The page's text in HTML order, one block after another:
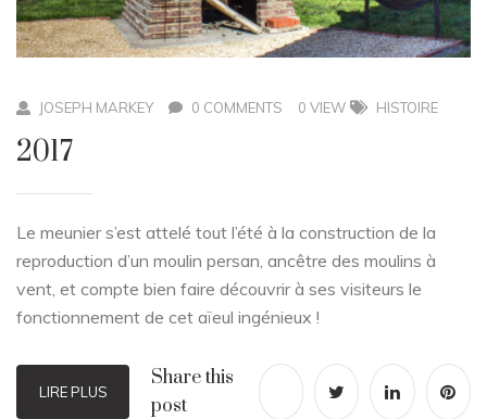
JOSEPH MARKEY 0 COMMENTS 0 VIEW HISTOIRE
2017
Le meunier s’est attelé tout l’été à la construction de la
reproduction d’un moulin persan, ancêtre des moulins à
vent, et compte bien faire découvrir à ses visiteurs le
fonctionnement de cet aïeul ingénieux !
LIRE PLUS
Share this
post